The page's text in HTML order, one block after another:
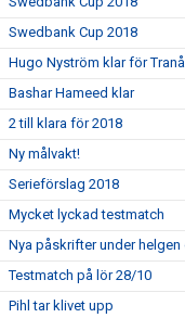
Swedbank Cup 2018
Hugo Nyström klar för
Bashar Hameed klar
2 till klara för 2018
Ny målvakt!
Serieförslag 2018
Mycket lyckad testmatch
Nya påskrifter under
Testmatch på lör 28/10
Pihl tar klivet upp